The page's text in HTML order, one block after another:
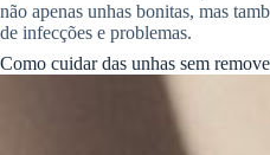
não apenas unhas bonitas, mas
de infecções e problemas.
Como cuidar das unhas sem